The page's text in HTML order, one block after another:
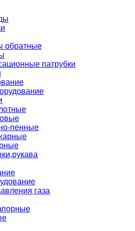
обратные
патрубки
пенные
газа